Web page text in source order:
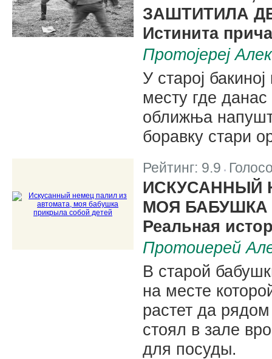
ЗАШТИТИЛА
Истинита
Протојереј
У старој
месту где
оближња
боравку стари
Рейтинг: 9.9
ИСКУСАННЫЙ
МОЯ БАБУШКА
Реальная
Протоиерей
В старой
на месте
растет да
стоял в зале
для посуды.